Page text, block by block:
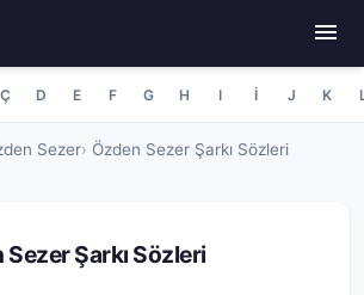
Ç D E F G H I İ J K
Sezer Özden Sezer Şarkı Sözleri
Sezer Şarkı Sözleri